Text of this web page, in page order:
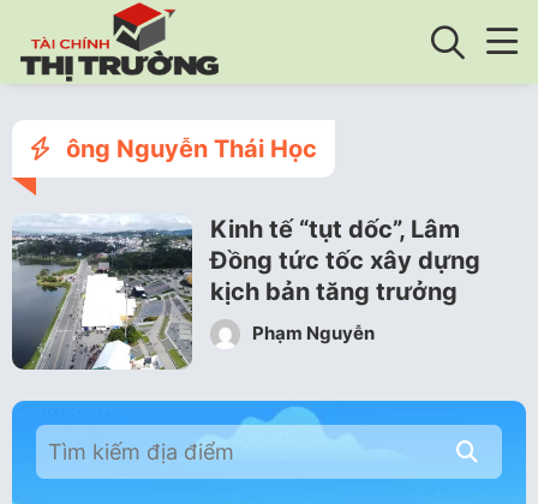
ông Nguyễn Thái Học
Kinh tế “tụt dốc”, Lâm
Đồng tức tốc xây dựng
kịch bản tăng trưởng
Phạm Nguyễn